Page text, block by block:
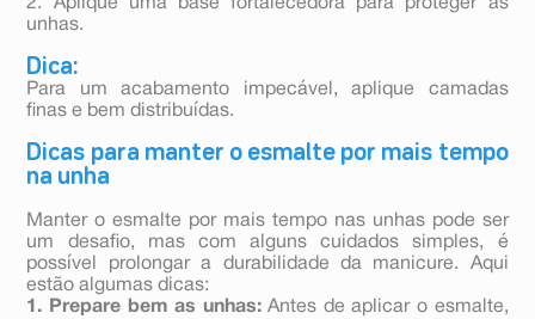
2. Aplique uma base fortalecedora para proteger as
unhas.
Dica:
Para um acabamento impecável, aplique camadas
finas e bem distribuídas.
Dicas para manter o esmalte por mais tempo
na unha
Manter o esmalte por mais tempo nas unhas pode ser
um desafio, mas com alguns cuidados simples, é
possível prolongar a durabilidade da manicure. Aqui
estão algumas dicas:
1. Prepare bem as unhas:Antes de aplicar o esmalte,